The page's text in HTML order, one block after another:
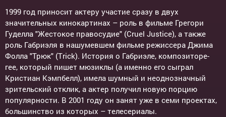
1999 год приносит актеру участие сразу в двух
значительных кинокартинах – роль в фильме Грегори
Гуделла "Жестокое правосудие" (Cruel Justice), а также
роль Габриэля в нашумевшем фильме режиссера Джима
Фолла "Трюк" (Trick). История о Габриэле, композиторе-
гее, который пишет мюзиклы (а именно его сыграл
Кристиан Кэмпбелл), имела шумный и неоднозначный
зрительский отклик, а актер получил новую порцию
популярности. В 2001 году он занят уже в семи проектах,
большинство из которых – телесериалы.